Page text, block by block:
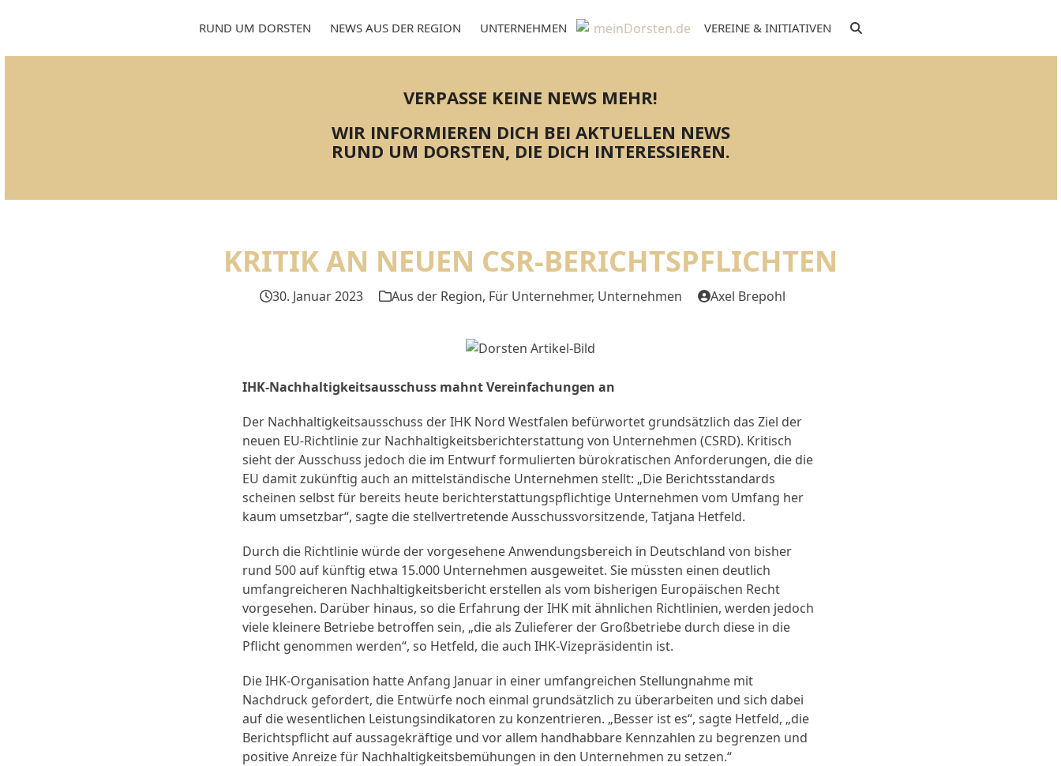
RUND UM DORSTEN NEWS AUS DER REGION UNTERNEHMEN VEREINE & INITIATIVEN
VERPASSE KEINE NEWS MEHR!
WIR INFORMIEREN DICH BEI AKTUELLEN NEWS
RUND UM DORSTEN, DIE DICH INTERESSIEREN.
KRITIK AN NEUEN CSR-BERICHTSPFLICHTEN
30. Januar 2023 Aus der Region, Für Unternehmer, Unternehmen Axel Brepohl
IHK-Nachhaltigkeitsausschuss mahnt Vereinfachungen an
Der Nachhaltigkeitsausschuss der IHK Nord Westfalen befürwortet grundsätzlich das Ziel der
neuen EU-Richtlinie zur Nachhaltigkeitsberichterstattung von Unternehmen (CSRD). Kritisch
sieht der Ausschuss jedoch die im Entwurf formulierten bürokratischen Anforderungen, die die
EU damit zukünftig auch an mittelständische Unternehmen stellt: „Die Berichtsstandards
scheinen selbst für bereits heute berichterstattungspflichtige Unternehmen vom Umfang her
kaum umsetzbar“, sagte die stellvertretende Ausschussvorsitzende, Tatjana Hetfeld.
Durch die Richtlinie würde der vorgesehene Anwendungsbereich in Deutschland von bisher
rund 500 auf künftig etwa 15.000 Unternehmen ausgeweitet. Sie müssten einen deutlich
umfangreicheren Nachhaltigkeitsbericht erstellen als vom bisherigen Europäischen Recht
vorgesehen. Darüber hinaus, so die Erfahrung der IHK mit ähnlichen Richtlinien, werden jedoch
viele kleinere Betriebe betroffen sein, „die als Zulieferer der Großbetriebe durch diese in die
Pflicht genommen werden“, so Hetfeld, die auch IHK-Vizepräsidentin ist.
Die IHK-Organisation hatte Anfang Januar in einer umfangreichen Stellungnahme mit
Nachdruck gefordert, die Entwürfe noch einmal grundsätzlich zu überarbeiten und sich dabei
auf die wesentlichen Leistungsindikatoren zu konzentrieren. „Besser ist es“, sagte Hetfeld, „die
Berichtspflicht auf aussagekräftige und vor allem handhabbare Kennzahlen zu begrenzen und
positive Anreize für Nachhaltigkeitsbemühungen in den Unternehmen zu setzen.“